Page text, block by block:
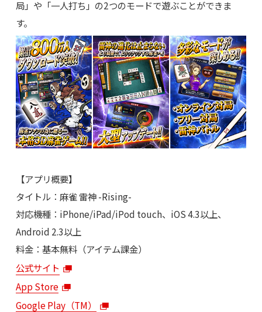
局」や「一人打ち」の2つのモードで遊ぶことができま
す。
【アプリ概要】
タイトル：麻雀 雷神 -Rising-
対応機種：iPhone/iPad/iPod touch、iOS 4.3以上、
Android 2.3以上
料金：基本無料（アイテム課金）
公式サイト
App Store
Google Play（TM）